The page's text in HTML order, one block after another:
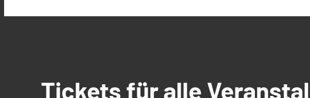
Tickets für alle